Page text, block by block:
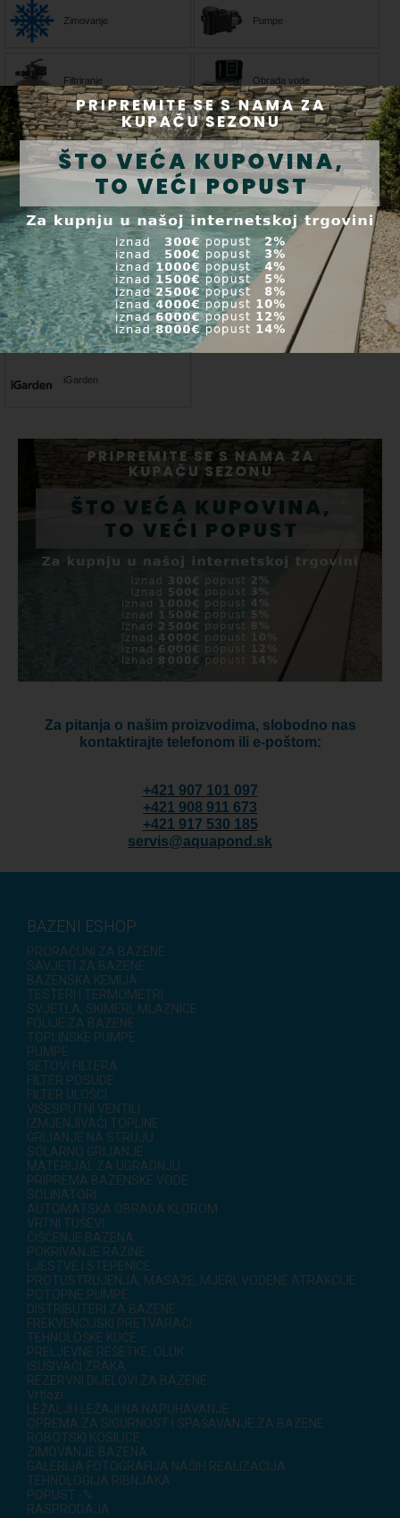
Zimovanje Pumpe
Filtriranje Obrada vode
Izgradnja
bazena
Rad bazena Grijanje vode
Pokrivanje
krovova
Proljetno
lansiranje
iGarden
Za pitanja o našim proizvodima, slobodno nas
kontaktirajte telefonom ili e-poštom:
+421 907 101 097
+421 908 911 673
+421 917 530 185
servis@aquapond.sk
BAZENI ESHOP
PRORAČUNI ZA BAZENE
SAVJETI ZA BAZENE
BAZENSKA KEMIJA
TESTERI I TERMOMETRI
SVJETLA, SKIMERI, MLAZNICE
FOLIJE ZA BAZENE
TOPLINSKE PUMPE
PUMPE
SETOVI FILTERA
FILTER POSUDE
FILTER ULOŠCI
VIŠESPUTNI VENTILI
IZMJENJIVAČI TOPLINE
GRIJANJE NA STRUJU
SOLARNO GRIJANJE
MATERIJAL ZA UGRADNJU
PRIPREMA BAZENSKE VODE
SOLINATORI
AUTOMATSKA OBRADA KLOROM
VRTNI TUŠEVI
ČIŠĆENJE BAZENA
POKRIVANJE RAZINE
LJESTVE I STEPENICE
PROTUSTRUJENJA, MASAŽE, MJERI, VODENE ATRAKCIJE
POTOPNE PUMPE
DISTRIBUTERI ZA BAZENE
FREKVENCIJSKI PRETVARAČI
TEHNOLOŠKE KUĆE
PRELJEVNE REŠETKE, OLUK
ISUŠIVAČI ZRAKA
REZERVNI DIJELOVI ZA BAZENE
Vrtlozi
LEŽALJI I LEŽAJI NA NAPUHAVANJE
OPREMA ZA SIGURNOST I SPAŠAVANJE ZA BAZENE
ROBOTSKI KOSILICE
ZIMOVANJE BAZENA
GALERIJA FOTOGRAFIJA NAŠIH REALIZACIJA
TEHNOLOGIJA RIBNJAKA
POPUST -%
RASPRODAJA